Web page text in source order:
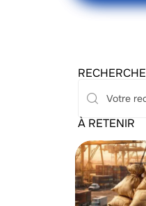
RECHERCHE
À RETENIR